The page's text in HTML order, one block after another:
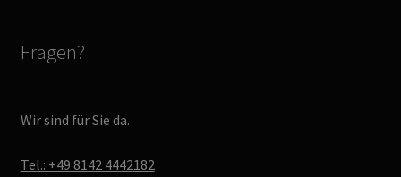
Fragen?
Wir sind für Sie da.
Tel.: +49 8142 4442182